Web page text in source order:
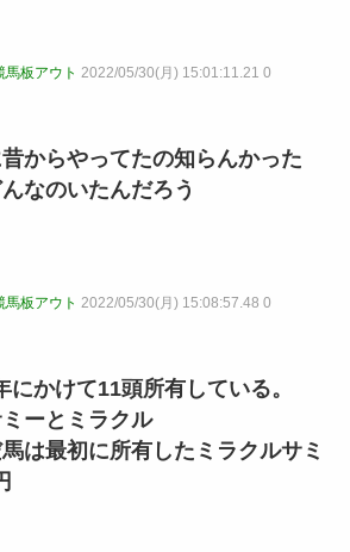
板アウト 2022/05/30(月) 15:01:11.21 0
からやってたの知らんかった
なのいたんだろう
板アウト 2022/05/30(月) 15:08:57.48 0
にかけて11頭所有している。
ーとミラクル
は最初に所有したミラクルサミ